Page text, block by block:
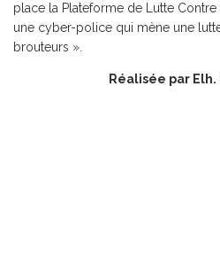
place la Plateforme de Lutte
une cyber-police qui mène une
brouteurs ».
Réalisée par